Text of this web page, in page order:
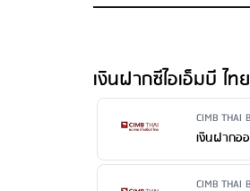
ต้องฝากเงินทุกเดือนจำ
จำนวนเงินฝากตลอดระย
ค่าบริการแจ้งยอดเงินแ
ค่าธรรมเนียมออกสมุดคู่
ค่าธรรมเนียมขอใบแสด
ค่าธรรมเนียมปิดบัญชี:
เงินฝากซีไอเอ็มบี ไทย
Issuer
CIMB
เงินฝากอ
Issuer
CIMB THAI